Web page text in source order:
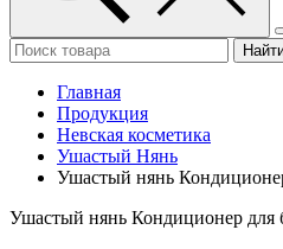
Главная
Продукция
Невская косметика
Ушастый Нянь
Ушастый нянь
Ушастый нянь Кондиционер для